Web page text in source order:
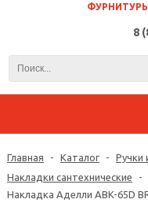
8
Главная - Каталог - Ручки
Накладки сантехнические
-
Накладка Аделли ABK-65D